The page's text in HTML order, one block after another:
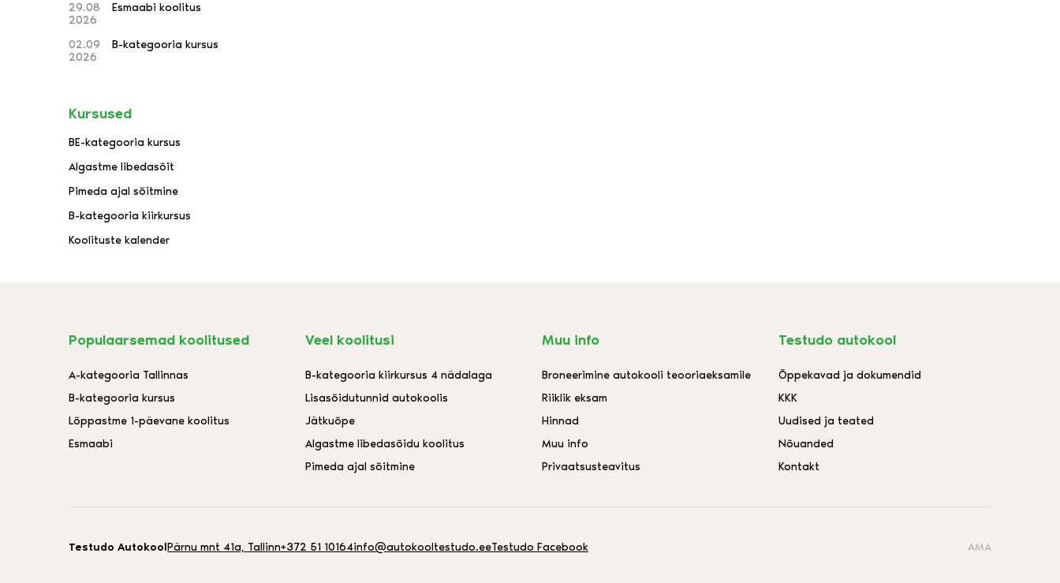
29.08
2026
Esmaabi koolitus
02.09
2026
B-kategooria kursus
Kursused
BE-kategooria kursus
Algastme libedasõit
Pimeda ajal sõitmine
B-kategooria kiirkursus
Koolituste kalender
Populaarsemad koolitused
A-kategooria Tallinnas
B-kategooria kursus
Lõppastme 1-päevane koolitus
Esmaabi
Veel koolitusi
B-kategooria kiirkursus 4 nädalaga
Lisasõidutunnid autokoolis
Jätkuõpe
Algastme libedasõidu koolitus
Pimeda ajal sõitmine
Muu info
Broneerimine autokooli teooriaeksamile
Riiklik eksam
Hinnad
Muu info
Privaatsusteavitus
Testudo autokool
Õppekavad ja dokumendid
KKK
Uudised ja teated
Nõuanded
Kontakt
Testudo AutokoolPärnu mnt 41a, Tallinn+372 51 10164info@autokooltestudo.eeTestudo Facebook AMA